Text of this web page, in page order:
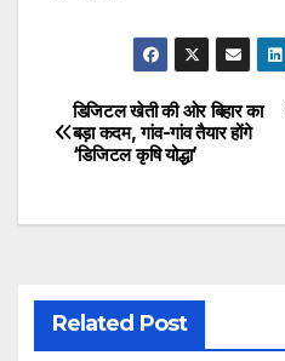
Post
navigation
डिजिटल खेती की ओर बिहार का
बड़ा कदम, गांव-गांव तैयार होंगे
‘डिजिटल कृषि योद्धा’
Related Post